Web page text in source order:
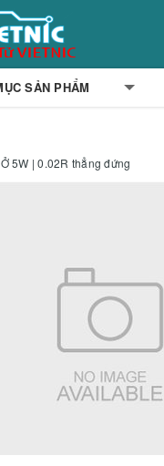
SẢN PHẨM
5W | 0.02R thẳng đứng